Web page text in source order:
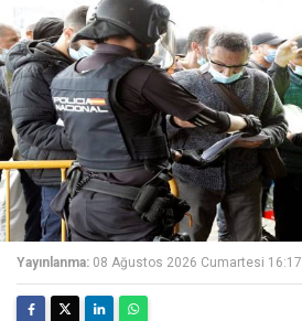
Yayınlanma: 08 Ağustos 2026 Cumartesi 16:17